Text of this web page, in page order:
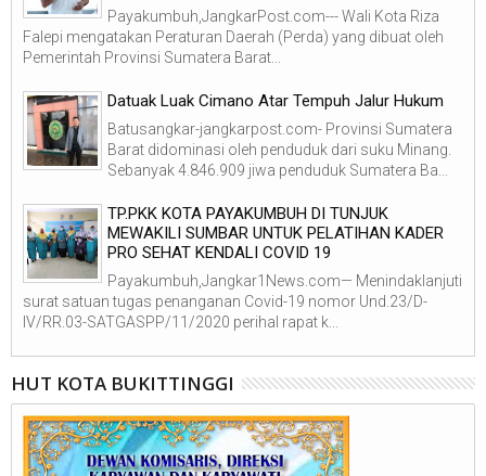
Payakumbuh,JangkarPost.com--- Wali Kota Riza
Falepi mengatakan Peraturan Daerah (Perda) yang dibuat oleh
Pemerintah Provinsi Sumatera Barat...
Datuak Luak Cimano Atar Tempuh Jalur Hukum
Batusangkar-jangkarpost.com- Provinsi Sumatera
Barat didominasi oleh penduduk dari suku Minang.
Sebanyak 4.846.909 jiwa penduduk Sumatera Ba...
TP.PKK KOTA PAYAKUMBUH DI TUNJUK
MEWAKILI SUMBAR UNTUK PELATIHAN KADER
PRO SEHAT KENDALI COVID 19
Payakumbuh,Jangkar1News.com— Menindaklanjuti
surat satuan tugas penanganan Covid-19 nomor Und.23/D-
IV/RR.03-SATGASPP/11/2020 perihal rapat k...
HUT KOTA BUKITTINGGI